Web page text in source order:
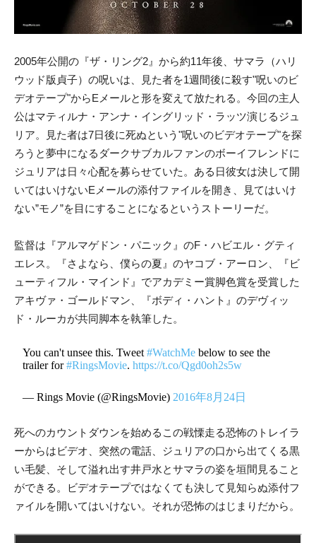
2005年公開の『ザ・リング2』から約11年後、サマラ（ハリ
ウッド版貞子）の呪いは、見た者を1週間後に殺す"呪いのビ
デオテープ"からEメールと形を変えて放たれる。今回の主人
公はマティルナ・アンナ・イングリッド・ラッツ演じるジュ
リア。見た者は7日後に死ぬという"呪いのビデオテープ"を探
ろうと夢中になるダークサブカルファンのボーイフレンドに
ジュリアは日々心配を募らせていた。ある日彼女は決して開
いてはいけないEメールの添付ファイルを開き、見てはいけ
ない”モノ”を目にすることになるというストーリーだ。
監督は『アルマゲドン・パニック』のF・ハビエル・グティ
エレス。『さよなら、僕らの夏』のヤコブ・アーロン、『ビ
ューティフル・マインド』でアカデミー賞脚色賞を受賞した
アキヴァ・ゴールドマン、『ボディ・ハント』のデヴィッ
ド・ルーカが共同脚本を執筆した。
You can't unsee this. Tweet#WatchMe below to see the
trailer for#RingsMovie.https://t.co/Qgd0oh2s5w
— Rings Movie (@RingsMovie) 2016年8月24日
死へのカウントダウンを始めるこの戦慄走る恐怖のトレイラ
ーからはビデオ、突然の電話、ジュリアの口から出てくる黒
い毛髪、そして溢れ出す井戸水とサマラの姿を垣間見ること
ができる。ビデオテープではなくても決して見知らぬ添付フ
ァイルを開いてはいけない。それが恐怖のはじまりだから。